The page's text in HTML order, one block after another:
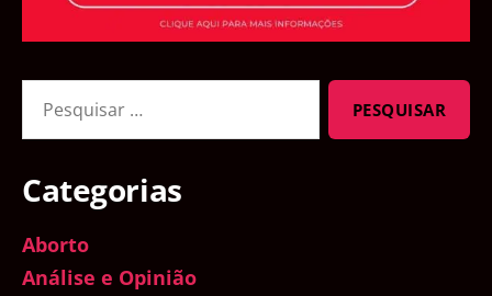
por:
Categorias
Aborto
Análise e Opinião